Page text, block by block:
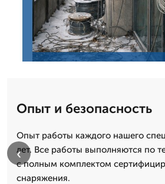
Опыт и безопасность
Опыт работы каждого нашего
лет. Все работы выполняются по
с полным комплектом
снаряжения.
‹